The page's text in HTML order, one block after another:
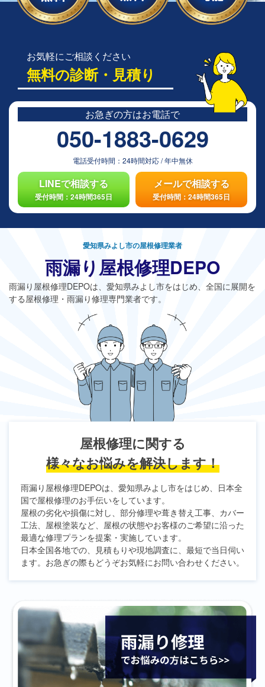
お気軽にご相談ください
無料の診断・見積り
お急ぎの方はお電話で
050-1883-0629
電話受付時間： 24時間対応/年中無休
LINEで相談する
受付時間：24時間365日
メールで相談する
受付時間：24時間365日
愛知県みよし市の屋根修理業者
雨漏り屋根修理DEPO
雨漏り屋根修理DEPOは、愛知県みよし市をはじめ、全国に展開を
する屋根修理・雨漏り修理専門業者です。
屋根修理に関する
様々なお悩みを解決します！
雨漏り屋根修理DEPOは、愛知県みよし市をはじめ、日本全
国で屋根修理のお手伝いをしています。
屋根の劣化や損傷に対し、部分修理や葺き替え工事、カバー
工法、屋根塗装など、屋根の状態やお客様のご希望に沿った
最適な修理プランを提案・実施しています。
日本全国各地での、見積もりや現地調査に、最短で当日伺い
ます。お急ぎの際もどうぞお気軽にお問い合わせください。